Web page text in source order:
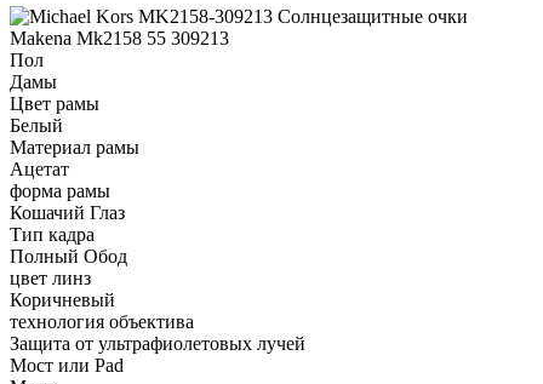
Пол
Дамы
Цвет рамы
Белый
Материал рамы
Ацетат
форма рамы
Кошачий Глаз
Тип кадра
Полный Обод
цвет линз
Коричневый
технология объектива
Защита от ультрафиолетовых лучей
Мост или Pad